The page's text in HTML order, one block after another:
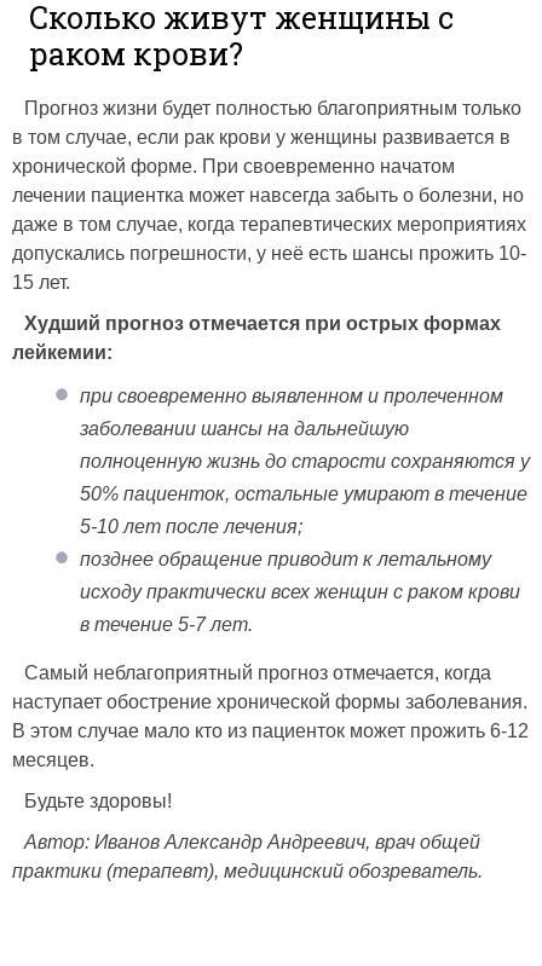
Сколько живут женщины с
раком крови?
Прогноз жизни будет полностью благоприятным только
в том случае, если рак крови у женщины развивается в
хронической форме. При своевременно начатом
лечении пациентка может навсегда забыть о болезни, но
даже в том случае, когда терапевтических мероприятиях
допускались погрешности, у неё есть шансы прожить 10-
15 лет.
Худший прогноз отмечается при острых формах
лейкемии:
при своевременно выявленном и пролеченном
заболевании шансы на дальнейшую
полноценную жизнь до старости сохраняются у
50% пациенток, остальные умирают в течение
5-10 лет после лечения;
позднее обращение приводит к летальному
исходу практически всех женщин с раком крови
в течение 5-7 лет.
Самый неблагоприятный прогноз отмечается, когда
наступает обострение хронической формы заболевания.
В этом случае мало кто из пациенток может прожить 6-12
месяцев.
Будьте здоровы!
Автор: Иванов Александр Андреевич, врач общей
практики (терапевт), медицинский обозреватель.